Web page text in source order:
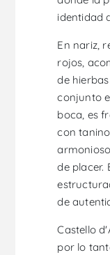
identidad
En nariz,
rojos,
de
conjunto
boca, es
con
de placer.
de
Castello
por lo